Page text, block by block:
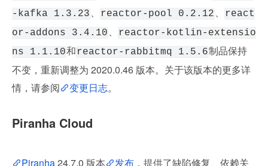
-kafka 1.3.23 、 reactor-pool 0.2.12 、
react
or-addons 3.4.10 、
reactor-kotlin-extensio
ns 1.1.10和 reactor-rabbitmq 1.5.6制品保持
不变，重新调整为 2020.0.46 版本。关于该版本的更多详
情，请参阅
变更日志。
Piranha Cloud
Piranha 24.7.0 版本 发布 ，提供了缺陷修复、依赖关